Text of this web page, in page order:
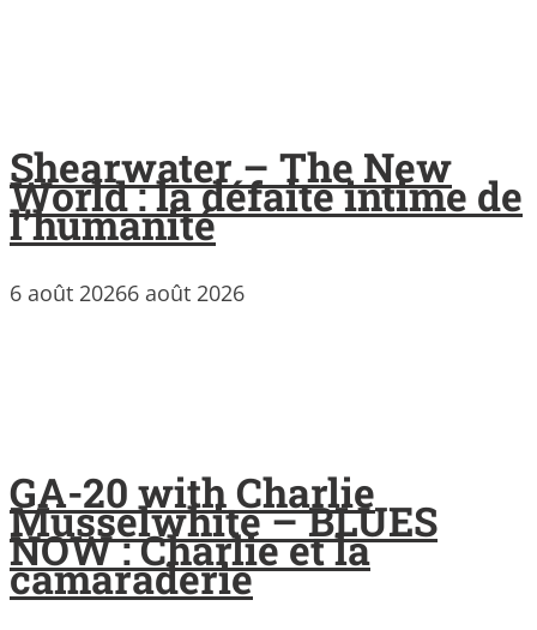
Shearwater – The New
World : la défaite intime de
l’humanité
6 août 20266 août 2026
GA-20 with Charlie
Musselwhite – BLUES
NOW : Charlie et la
camaraderie